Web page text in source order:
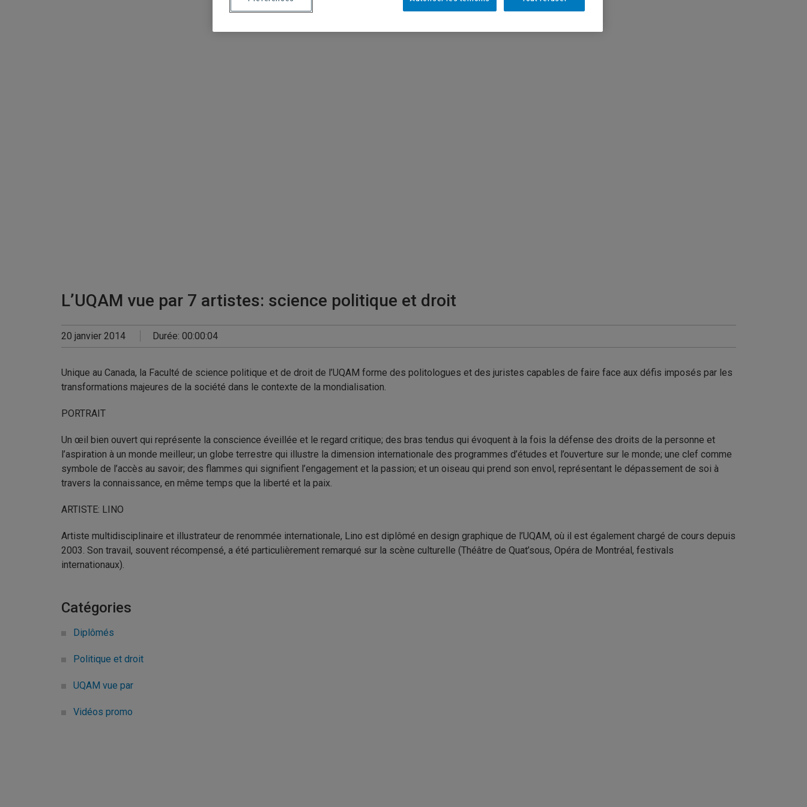
L’UQAM vue par 7 artistes: science politique et droit
20 janvier 2014 Durée: 00:00:04
Unique au Canada, la Faculté de science politique et de droit de l’UQAM forme des politologues et des juristes capables de faire face aux défis imposés par les
transformations majeures de la société dans le contexte de la mondialisation.
PORTRAIT
Un œil bien ouvert qui représente la conscience éveillée et le regard critique; des bras tendus qui évoquent à la fois la défense des droits de la personne et
l’aspiration à un monde meilleur; un globe terrestre qui illustre la dimension internationale des programmes d’études et l’ouverture sur le monde; une clef comme
symbole de l’accès au savoir; des flammes qui signifient l’engagement et la passion; et un oiseau qui prend son envol, représentant le dépassement de soi à
travers la connaissance, en même temps que la liberté et la paix.
ARTISTE: LINO
Artiste multidisciplinaire et illustrateur de renommée internationale, Lino est diplômé en design graphique de l’UQAM, où il est également chargé de cours depuis
2003. Son travail, souvent récompensé, a été particulièrement remarqué sur la scène culturelle (Théâtre de Quat’sous, Opéra de Montréal, festivals
internationaux).
Catégories
Diplômés
Politique et droit
UQAM vue par
Vidéos promo